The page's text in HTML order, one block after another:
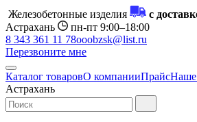
Железобетонные изделия
с
Астрахань
пн-пт 9:00–18:00
8 343 361 11 78ooobzsk@list.ru
Перезвоните мне
Каталог товаровО компанииПрайсНаше
Астрахань